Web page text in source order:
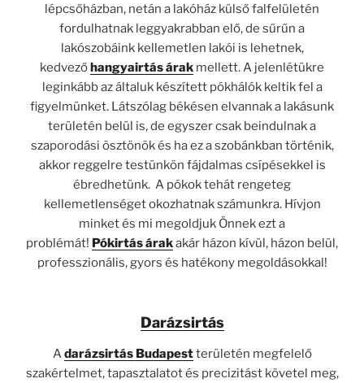
lépcsőházban, netán a lakóház külső falfelületén
fordulhatnak leggyakrabban elő, de sűrűn a
lakószobáink kellemetlen lakói is lehetnek,
kedvezőhangyairtás árak mellett. A jelenlétükre
leginkább az általuk készített pókhálók keltik fel a
figyelmünket. Látszólag békésen elvannak a lakásunk
területén belül is, de egyszer csak beindulnak a
szaporodási ösztönök és ha ez a szobánkban történik,
akkor reggelre testünkön fájdalmas csípésekkel is
ébredhetünk. A pókok tehát rengeteg
kellemetlenséget okozhatnak számunkra. Hívjon
minket és mi megoldjuk Önnek ezt a
problémát! Pókirtás árakakár házon kívül, házon belül,
professzionális, gyors és hatékony megoldásokkal!
Darázsirtás
Adarázsirtás Budapestterületén megfelelő
szakértelmet, tapasztalatot és precizitást követel meg,